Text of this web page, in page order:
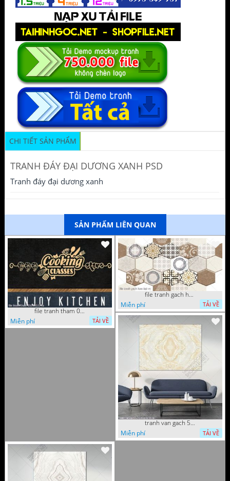
CHI TIẾT SẢN PHẨM
TRANH ĐÁY ĐẠI DƯƠNG XANH PSD
Tranh đáy đại dương xanh
SẢN PHẨM LIÊN QUAN
file tranh tham 05112022 ha
Miễn phí
TẢI VỀ
file tranh gach hoa tiet vy
Miễn phí
TẢI VỀ
tranh van gach 5 10 2022 vy
Miễn phí
TẢI VỀ